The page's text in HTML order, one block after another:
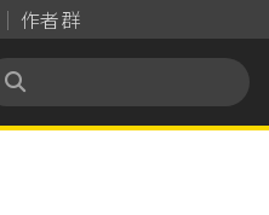
作者群